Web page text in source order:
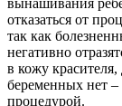
отказаться от
так как
негативно
в кожу
беременных нет –
процедурой.